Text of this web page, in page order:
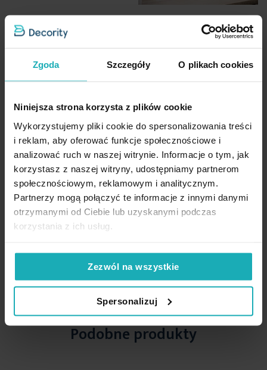
Zgoda Szczegóły O plikach cookies
Niniejsza strona korzysta z plików cookie
Wykorzystujemy pliki cookie do spersonalizowania treści
i reklam, aby oferować funkcje społecznościowe i
analizować ruch w naszej witrynie. Informacje o tym, jak
korzystasz z naszej witryny, udostępniamy partnerom
społecznościowym, reklamowym i analitycznym.
Partnerzy mogą połączyć te informacje z innymi danymi
otrzymanymi od Ciebie lub uzyskanymi podczas
korzystania z ich usług.
Zezwól na wszystkie
Spersonalizuj
Pobierz instrukcję użytkowania i bezpieczeństwa produktu
aranżacji
długość: 85 cm
skład: 60% bawełna, 40% poliester
gramatura: 230 g/m2
do listy życzeń
Bieżnik na stół 85x85 cm
jasnobeżowy ażurowy ROSALY
52,43 zł
-30%
Najniższa cena z 30 dni przed
obniżką:
74,90 zł
Cena regularna: 74,90 zł
Dodaj do koszyka Dodaj do listy życzeń
ażurowa w stylu boho
MOLY Eurofirany
57,68 zł
-30%
Najniższa cena z 30 dni przed
obniżką:
82,40 zł
Cena regularna: 82,40 zł
Dodaj do koszyka
High-contrast mode
Podobne produkty